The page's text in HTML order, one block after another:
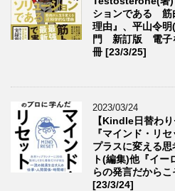
ションである 筋
理由』、平山令
門 新訂版 電子
冊 [23/3/25]
2023/03/24
【Kindle日替わ
『マインド・リ
プラスに変える
ト(編集)他『イ
らの発言だから
[23/3/24]